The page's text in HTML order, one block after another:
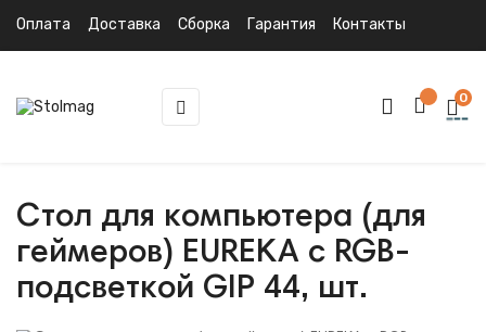
Оплата Доставка Сборка Гарантия Контакты
Toggle
navigation
☰ 0
Стол для компьютера (для
геймеров) EUREKA с RGB-
подсветкой GIP 44, шт.